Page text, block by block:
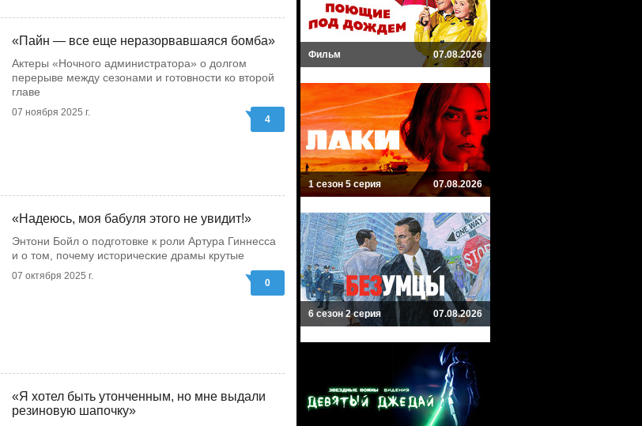
«Пайн — все еще неразорвавшаяся бомба»
Актеры «Ночного администратора» о долгом
перерыве между сезонами и готовности ко второй
главе
07 ноября 2025 г.
4
«Надеюсь, моя бабуля этого не увидит!»
Энтони Бойл о подготовке к роли Артура Гиннесса
и о том, почему исторические драмы крутые
07 октября 2025 г.
0
«Я хотел быть утонченным, но мне выдали
резиновую шапочку»
Фильм 07.08.2026
1 сезон 5 серия 07.08.2026
6 сезон 2 серия 07.08.2026